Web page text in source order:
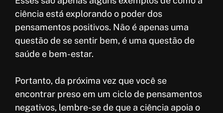
ciência está explorando o poder dos
pensamentos positivos. Não é apenas uma
questão de se sentir bem, é uma questão de
saúde e bem-estar.
Portanto, da próxima vez que você se
encontrar preso em um ciclo de pensamentos
negativos, lembre-se de que a ciência apoia o